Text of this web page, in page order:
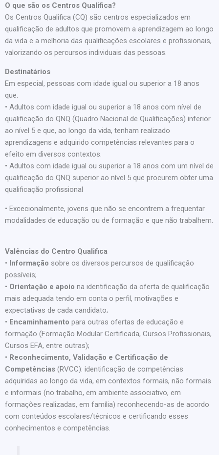
O que são os Centros Qualifica?
Os Centros Qualifica (CQ) são centros especializados em
qualificação de adultos que promovem a aprendizagem ao longo
da vida e a melhoria das qualificações escolares e profissionais,
valorizando os percursos individuais das pessoas.
Destinatários
Em especial, pessoas com idade igual ou superior a 18 anos
que:
• Adultos com idade igual ou superior a 18 anos com nível de
qualificação do QNQ (Quadro Nacional de Qualificações) inferior
ao nível 5 e que, ao longo da vida, tenham realizado
aprendizagens e adquirido competências relevantes para o
efeito em diversos contextos.
• Adultos com idade igual ou superior a 18 anos com um nível de
qualificação do QNQ superior ao nível 5 que procurem obter uma
qualificação profissional
• Excecionalmente, jovens que não se encontrem a frequentar
modalidades de educação ou de formação e que não trabalhem.
Valências do Centro Qualifica
• Informação sobre os diversos percursos de qualificação
possíveis;
• Orientação e apoio na identificação da oferta de qualificação
mais adequada tendo em conta o perfil, motivações e
expectativas de cada candidato;
• Encaminhamento para outras ofertas de educação e
formação (Formação Modular Certificada, Cursos Profissionais,
Cursos EFA, entre outras);
• Reconhecimento, Validação e Certificação de
Competências (RVCC): identificação de competências
adquiridas ao longo da vida, em contextos formais, não formais
e informais (no trabalho, em ambiente associativo, em
formações realizadas, em família) reconhecendo-as de acordo
com conteúdos escolares/técnicos e certificando esses
conhecimentos e competências.